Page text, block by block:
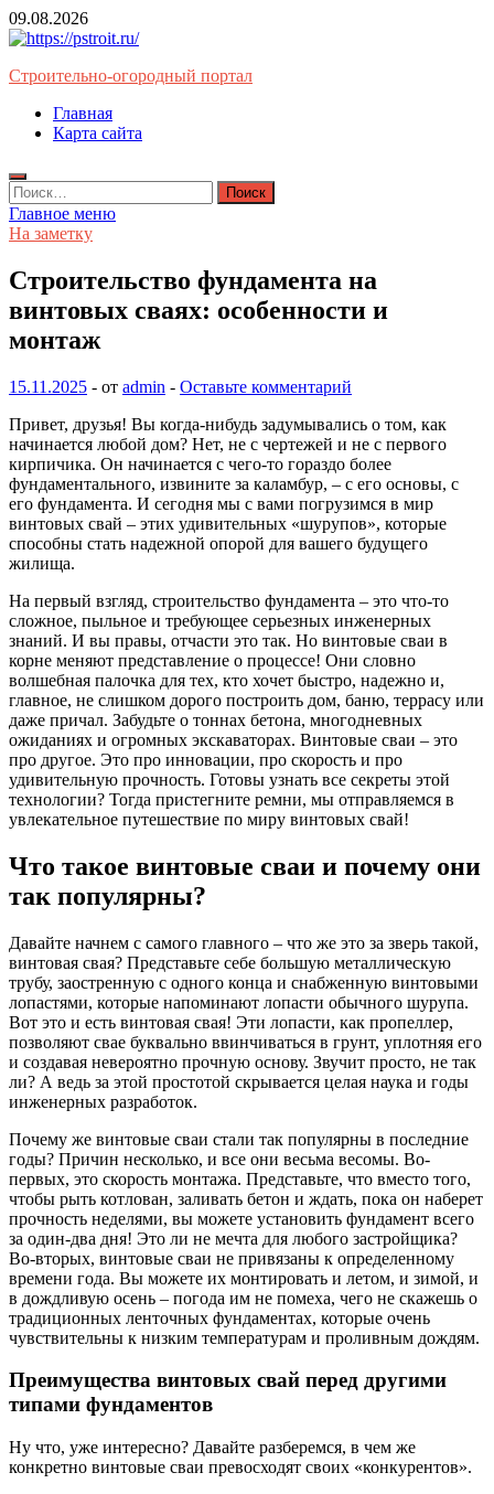
Перейти
к
09.08.2026
Строительно-огородный портал
Главная
Карта сайта
Найти:
Главное меню
На заметку
Строительство фундамента на
винтовых сваях: особенности и
монтаж
15.11.2025 - от admin - Оставьте комментарий
Привет, друзья! Вы когда-нибудь задумывались о том, как
начинается любой дом? Нет, не с чертежей и не с первого
кирпичика. Он начинается с чего-то гораздо более
фундаментального, извините за каламбур, – с его основы, с
его фундамента. И сегодня мы с вами погрузимся в мир
винтовых свай – этих удивительных «шурупов», которые
способны стать надежной опорой для вашего будущего
жилища.
На первый взгляд, строительство фундамента – это что-то
сложное, пыльное и требующее серьезных инженерных
знаний. И вы правы, отчасти это так. Но винтовые сваи в
корне меняют представление о процессе! Они словно
волшебная палочка для тех, кто хочет быстро, надежно и,
главное, не слишком дорого построить дом, баню, террасу или
даже причал. Забудьте о тоннах бетона, многодневных
ожиданиях и огромных экскаваторах. Винтовые сваи – это
про другое. Это про инновации, про скорость и про
удивительную прочность. Готовы узнать все секреты этой
технологии? Тогда пристегните ремни, мы отправляемся в
увлекательное путешествие по миру винтовых свай!
Что такое винтовые сваи и почему они
так популярны?
Давайте начнем с самого главного – что же это за зверь такой,
винтовая свая? Представьте себе большую металлическую
трубу, заостренную с одного конца и снабженную винтовыми
лопастями, которые напоминают лопасти обычного шурупа.
Вот это и есть винтовая свая! Эти лопасти, как пропеллер,
позволяют свае буквально ввинчиваться в грунт, уплотняя его
и создавая невероятно прочную основу. Звучит просто, не так
ли? А ведь за этой простотой скрывается целая наука и годы
инженерных разработок.
Почему же винтовые сваи стали так популярны в последние
годы? Причин несколько, и все они весьма весомы. Во-
первых, это скорость монтажа. Представьте, что вместо того,
чтобы рыть котлован, заливать бетон и ждать, пока он наберет
прочность неделями, вы можете установить фундамент всего
за один-два дня! Это ли не мечта для любого застройщика?
Во-вторых, винтовые сваи не привязаны к определенному
времени года. Вы можете их монтировать и летом, и зимой, и
в дождливую осень – погода им не помеха, чего не скажешь о
традиционных ленточных фундаментах, которые очень
чувствительны к низким температурам и проливным дождям.
Преимущества винтовых свай перед другими
типами фундаментов
Ну что, уже интересно? Давайте разберемся, в чем же
конкретно винтовые сваи превосходят своих «конкурентов».